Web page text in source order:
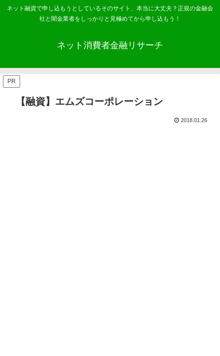
ネット融資で申し込もうとしているそのサイト、本当に大丈夫？正規の金融会
社と闇金業者をしっかりと見極めてから申し込もう！
ネット消費者金融リサーチ
PR
【融資】エムズコーポレーション
2018.01.26